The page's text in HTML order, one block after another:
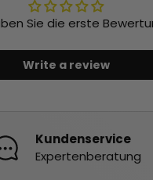
Sie die erste
Write a review
Kundenservice
Expertenberatung